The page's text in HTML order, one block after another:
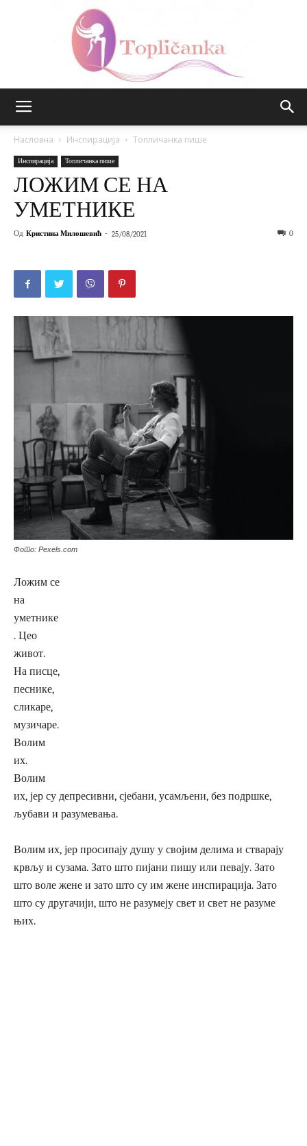
Насловна Инспирација Топличанка пише
Инспирација Топличанка пише
ЛОЖИМ СЕ НА
УМЕТНИКЕ
Од Кристина Милошевић - 25/08/2021 0
Фото: Pexels.com
Ложим се
на
уметнике
. Цео
живот.
На писце,
песнике,
сликаре,
музичаре.
Волим
их.
Волим
их, јер су депресивни, сјебани, усамљени, без подршке,
љубави и разумевања.
Волим их, јер просипају душу у својим делима и стварају
крвљу и сузама. Зато што пијани пишу или певају. Зато
што воле жене и зато што су им жене инспирација. Зато
што су другачији, што не разумеју свет и свет не разуме
њих.